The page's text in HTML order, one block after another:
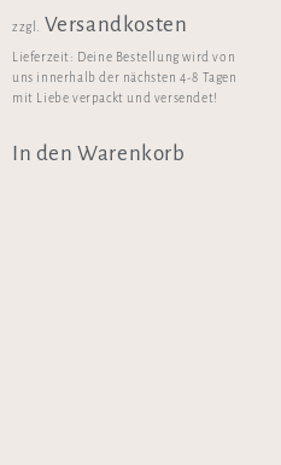
zzgl. Versandkosten
Lieferzeit: Deine Bestellung wird von
uns innerhalb der nächsten 4-8 Tagen
mit Liebe verpackt und versendet!
In den Warenkorb